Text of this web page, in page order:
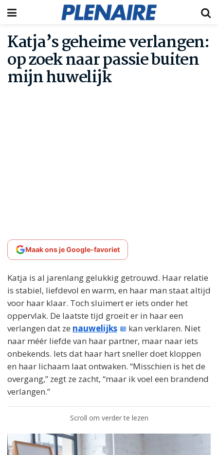
Katja’s geheime verlangen:
op zoek naar passie buiten
mijn huwelijk
Maak ons je Google-favoriet
Katja is al jarenlang gelukkig getrouwd. Haar relatie
is stabiel, liefdevol en warm, en haar man staat altijd
voor haar klaar. Toch sluimert er iets onder het
oppervlak. De laatste tijd groeit er in haar een
verlangen dat ze nauwelijks
kan verklaren. Niet
naar méér liefde van haar partner, maar naar iets
onbekends. Iets dat haar hart sneller doet kloppen
en haar lichaam laat ontwaken. “Misschien is het de
overgang,” zegt ze zacht, “maar ik voel een brandend
verlangen.”
Scroll om verder te lezen